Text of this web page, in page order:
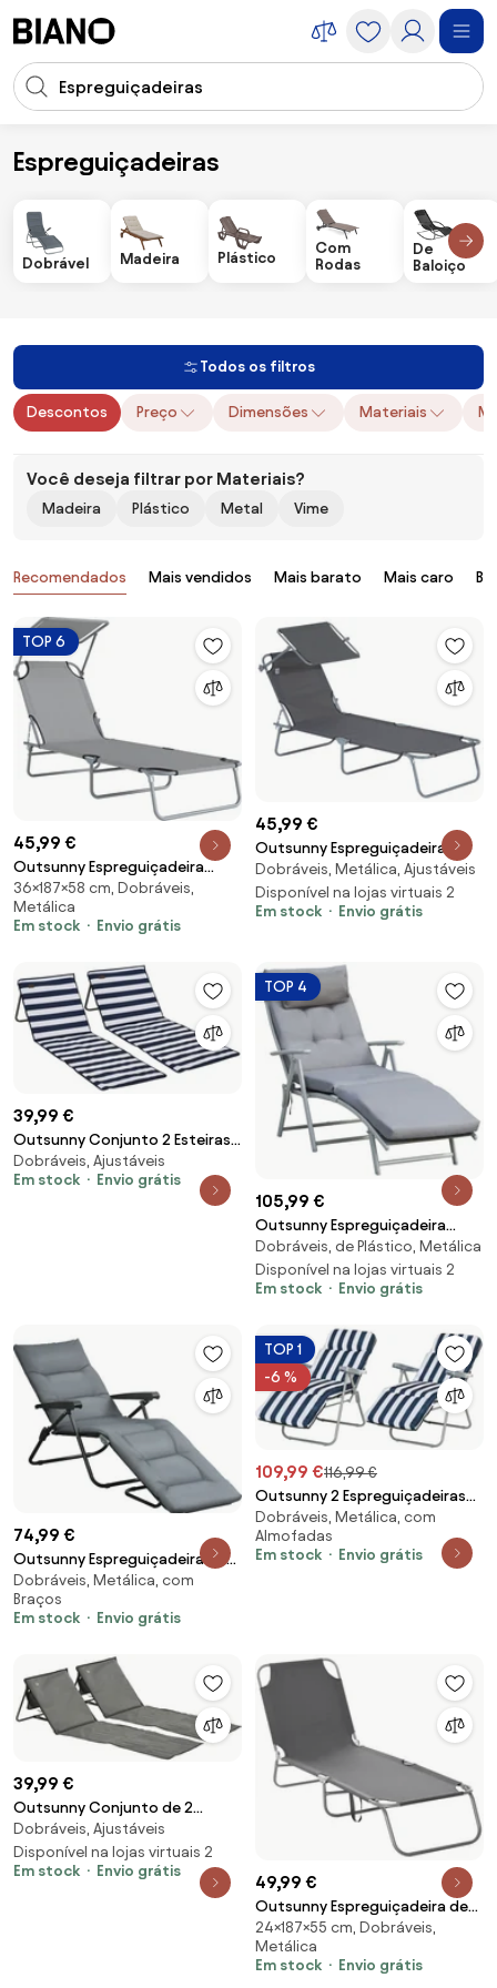
Entrada de pesquisa
Espreguiçadeiras
Móveis Cadeiras Espreguiçadeiras
Dobrável Madeira Plástico
Com
Rodas
De
Baloiço
Todos os filtros
Descontos Preço Dimensões Materiais
Você deseja filtrar por Materiais?
Madeira Plástico Metal Vime
Produtos
Recomendados Mais vendidos Mais barato Mais caro
TOP 6
45,99 €
Outsunny Espreguiçadeira
Jardim Dobrável de Praia Toldo
Removível Ajustável Encosto 4
Posições Exterior 187x58x36cm
36×187×58 cm, Dobráveis,
Metálica
Em stock
Envio grátis
45,99 €
Outsunny Espreguiçadeira
Jardim Espreguiçadeira de Praia
Dobrável com Toldo Ajustável
para Terraço e Relaxamento
Dobráveis, Metálica, Ajustáveis
Disponível na lojas virtuais 2
Em stock
Envio grátis
39,99 €
Outsunny Conjunto 2 Esteiras
Praia Dobráveis Acolchoadas
Encosto Reclinável Conforto
Exterior 142x51x40 cm Branco
Dobráveis, Ajustáveis
Em stock
Envio grátis
TOP 4
105,99 €
Outsunny Espreguiçadeira
Dobrável de Jardim com
Encosto Ajustável em 7
Posições Almofada e Apoio
Cinza | Aosom Portugal
Dobráveis, de Plástico, Metálica
Disponível na lojas virtuais 2
Em stock
Envio grátis
74,99 €
Outsunny Espreguiçadeira de
Praia Dobrável Reclinável 6
Posições de Alta Qualidade
com Colchão Apoios de Braços
Portugal
Dobráveis, Metálica, com
Braços
Em stock
Envio grátis
TOP 1
-6 %
109,99 €116,99 €
Outsunny 2 Espreguiçadeiras
de Jardim Dobráveis
Espreguiçadeiras de Aço com
Almofada Acolchoada Encosto
Dobráveis, Metálica, com
Almofadas
Em stock
Envio grátis
39,99 €
Outsunny Conjunto de 2
Esteiras de Praia Dobrável
Esteiras Acolchoadas com
Encosto Reclinável 142x51x40
cm Cinza | Aosom Portugal
Dobráveis, Ajustáveis
Disponível na lojas virtuais 2
Em stock
Envio grátis
49,99 €
Outsunny Espreguiçadeira de
Jardim Espreguiçadeira
Dobrável com Encosto
Ajustável em 5 Posições para
24×187×55 cm, Dobráveis,
Metálica
Em stock
Envio grátis